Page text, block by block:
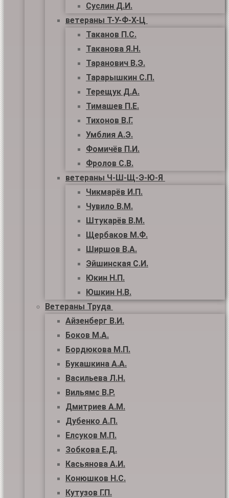
Суслин Д.И.
ветераны Т-У-Ф-Х-Ц
Таканов П.С.
Таканова Я.Н.
Таранович В.Э.
Тарарышкин С.П.
Терещук Д.А.
Тимашев П.Е.
Тихонов В.Г.
Умблия А.Э.
Фомичёв П.И.
Фролов С.В.
ветераны Ч-Ш-Щ-Э-Ю-Я
Чикмарёв И.П.
Чувило В.М.
Штукарёв В.М.
Щербаков М.Ф.
Ширшов В.А.
Эйшинская С.И.
Юкин Н.П.
Юшкин Н.В.
Ветераны Труда
Айзенберг В.И.
Боков М.А.
Бордюкова М.П.
Букашкина А.А.
Васильева Л.Н.
Вильямс В.Р.
Дмитриев А.М.
Дубенко А.П.
Елсуков М.П.
Зобкова Е.Д.
Касьянова А.И.
Конюшков Н.С.
Кутузов Г.П.